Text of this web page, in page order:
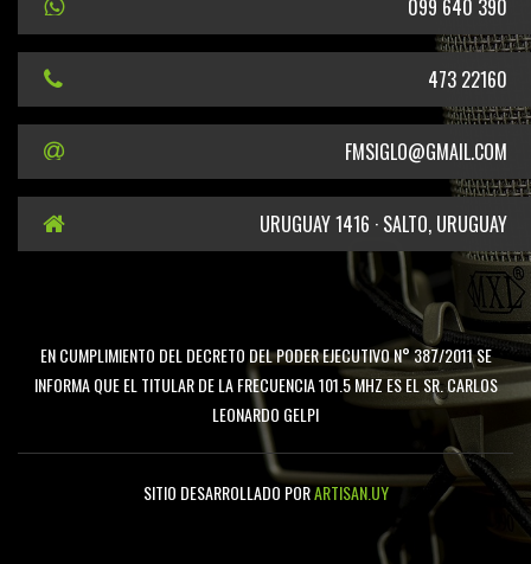
099 640 390
473 22160
FMSIGLO@GMAIL.COM
URUGUAY 1416 · SALTO, URUGUAY
EN CUMPLIMIENTO DEL DECRETO DEL PODER EJECUTIVO N° 387/2011 SE
INFORMA QUE EL TITULAR DE LA FRECUENCIA 101.5 MHZ ES EL SR. CARLOS
LEONARDO GELPI
SITIO DESARROLLADO PORARTISAN.UY